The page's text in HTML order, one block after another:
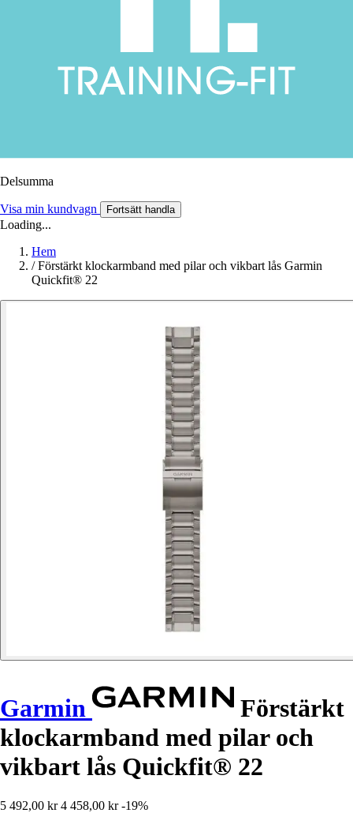
Delsumma
Visa min kundvagn Fortsätt handla
Loading...
Hem
/ Förstärkt klockarmband med pilar och vikbart lås Garmin
Quickfit® 22
Garmin
Förstärkt
klockarmband med pilar och
vikbart lås Quickfit® 22
5 492,00 kr 4 458,00 kr -19%